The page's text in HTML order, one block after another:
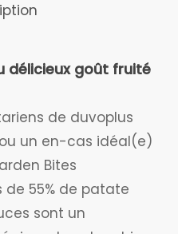
délicieux goût fruité
de duvoplus
un en-cas idéal(e)
Bites
55% de patate
sont un